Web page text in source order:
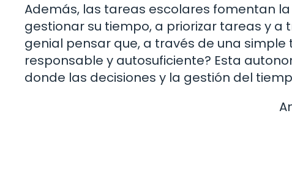
Además, las tareas escolares fomentan
gestionar su tiempo, a priorizar tareas y
genial pensar que, a través de una
responsable y autosuficiente? Esta
donde las decisiones y la gestión del